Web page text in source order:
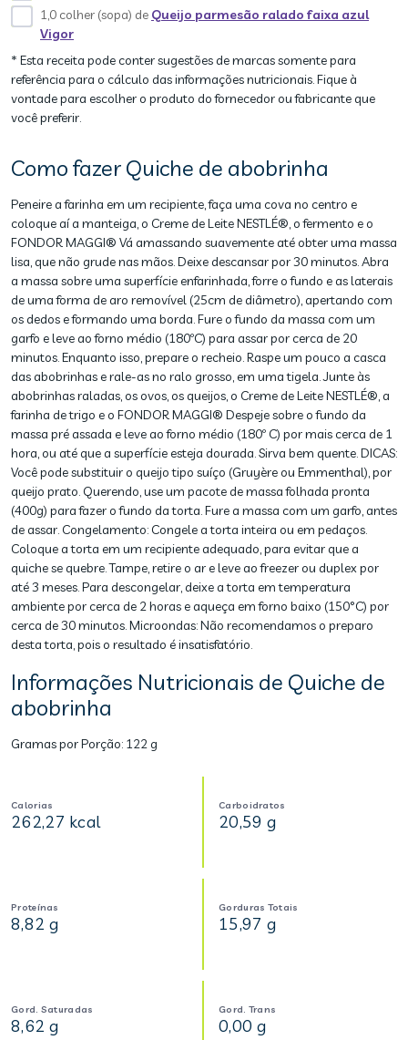
1,0 colher (sopa) de Queijo parmesão ralado faixa azul
Vigor
* Esta receita pode conter sugestões de marcas somente para
referência para o cálculo das informações nutricionais. Fique à
vontade para escolher o produto do fornecedor ou fabricante que
você preferir.
Como fazer Quiche de abobrinha
Peneire a farinha em um recipiente, faça uma cova no centro e
coloque aí a manteiga, o Creme de Leite NESTLÉ®, o fermento e o
FONDOR MAGGI® Vá amassando suavemente até obter uma massa
lisa, que não grude nas mãos. Deixe descansar por 30 minutos. Abra
a massa sobre uma superfície enfarinhada, forre o fundo e as laterais
de uma forma de aro removível (25cm de diâmetro), apertando com
os dedos e formando uma borda. Fure o fundo da massa com um
garfo e leve ao forno médio (180ºC) para assar por cerca de 20
minutos. Enquanto isso, prepare o recheio. Raspe um pouco a casca
das abobrinhas e rale-as no ralo grosso, em uma tigela. Junte às
abobrinhas raladas, os ovos, os queijos, o Creme de Leite NESTLÉ®, a
farinha de trigo e o FONDOR MAGGI® Despeje sobre o fundo da
massa pré assada e leve ao forno médio (180º C) por mais cerca de 1
hora, ou até que a superfície esteja dourada. Sirva bem quente. DICAS:
Você pode substituir o queijo tipo suíço (Gruyère ou Emmenthal), por
queijo prato. Querendo, use um pacote de massa folhada pronta
(400g) para fazer o fundo da torta. Fure a massa com um garfo, antes
de assar. Congelamento: Congele a torta inteira ou em pedaços.
Coloque a torta em um recipiente adequado, para evitar que a
quiche se quebre. Tampe, retire o ar e leve ao freezer ou duplex por
até 3 meses. Para descongelar, deixe a torta em temperatura
ambiente por cerca de 2 horas e aqueça em forno baixo (150°C) por
cerca de 30 minutos. Microondas: Não recomendamos o preparo
desta torta, pois o resultado é insatisfatório.
Informações Nutricionais de Quiche de
abobrinha
Gramas por Porção: 122 g
Calorias
262,27 kcal
Carboidratos
20,59 g
Proteínas
8,82 g
Gorduras Totais
15,97 g
Gord. Saturadas
8,62 g
Gord. Trans
0,00 g